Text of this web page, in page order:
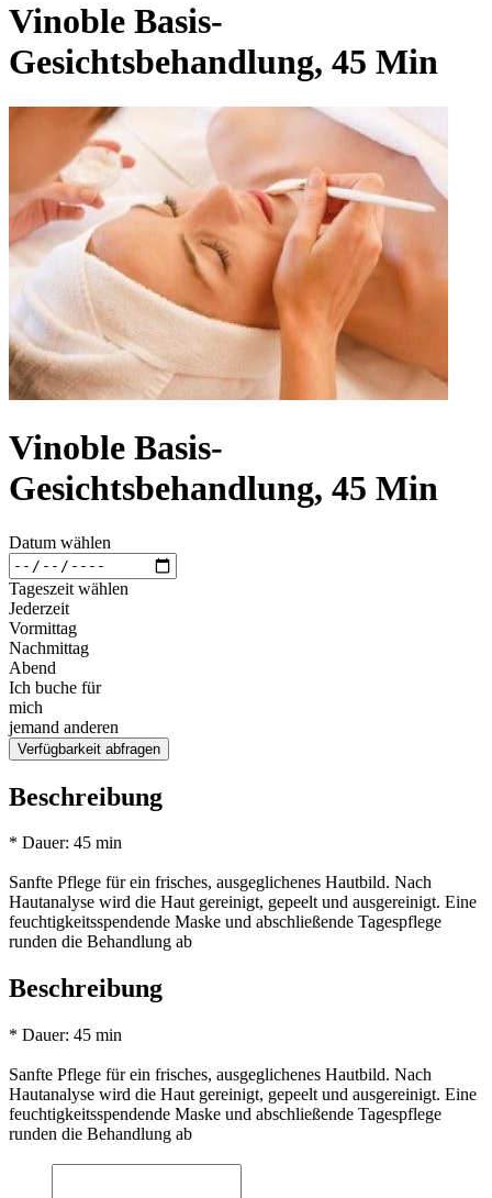
Vinoble Basis-
Gesichtsbehandlung, 45 Min
Vinoble Basis-
Gesichtsbehandlung, 45 Min
Datum wählen
Tageszeit wählen
Jederzeit
Vormittag
Nachmittag
Abend
Ich buche für
mich
jemand anderen
Verfügbarkeit abfragen
Beschreibung
* Dauer: 45 min
Sanfte Pflege für ein frisches, ausgeglichenes Hautbild. Nach
Hautanalyse wird die Haut gereinigt, gepeelt und ausgereinigt. Eine
feuchtigkeitsspendende Maske und abschließende Tagespflege
runden die Behandlung ab
Beschreibung
* Dauer: 45 min
Sanfte Pflege für ein frisches, ausgeglichenes Hautbild. Nach
Hautanalyse wird die Haut gereinigt, gepeelt und ausgereinigt. Eine
feuchtigkeitsspendende Maske und abschließende Tagespflege
runden die Behandlung ab